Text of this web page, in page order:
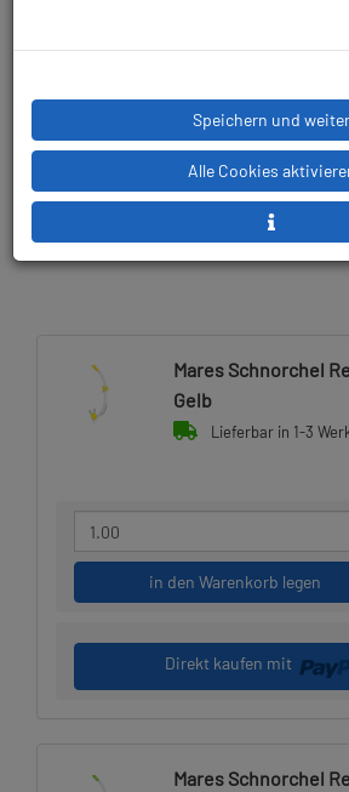
Mares Schnorchel
Gelb
Lieferbar in 1-3
in den Warenkorb legen
Direkt kaufen mit
Mares Schnorchel
Speichern und weiter
Alle Cookies